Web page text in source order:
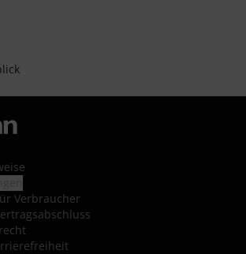
Verbraucher